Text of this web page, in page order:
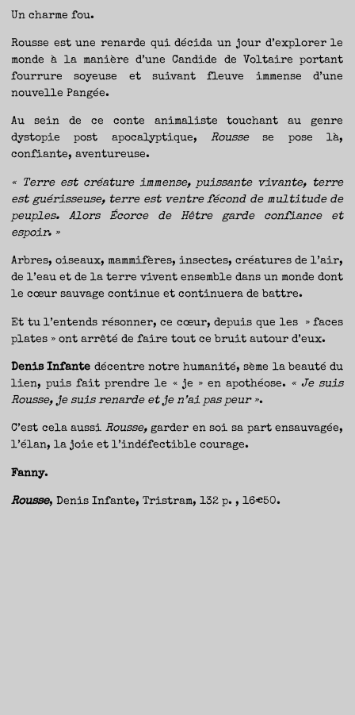
Un charme fou.
Rousse est une renarde qui décida un jour d’explorer le
monde à la manière d’une Candide de Voltaire portant
fourrure soyeuse et suivant fleuve immense d’une
nouvelle Pangée.
Au sein de ce conte animaliste touchant au genre
dystopie post apocalyptique,Roussese pose là,
confiante, aventureuse.
« Terre est créature immense, puissante vivante, terre
est guérisseuse, terre est ventre fécond de multitude de
peuples. Alors Écorce de Hêtre garde confiance et
espoir. »
Arbres, oiseaux, mammifères, insectes, créatures de l’air,
de l’eau et de la terre vivent ensemble dans un monde dont
le cœur sauvage continue et continuera de battre.
Et tu l’entends résonner, ce cœur, depuis que les » faces
plates » ont arrêté de faire tout ce bruit autour d’eux.
Denis Infante décentre notre humanité, sème la beauté du
lien, puis fait prendre le « je » en apothéose. « Je suis
Rousse, je suis renarde et je n’ai pas peur ».
C’est cela aussiRousse, garder en soi sa part ensauvagée,
l’élan, la joie et l’indéfectible courage.
Fanny.
Rousse, Denis Infante, Tristram, 132 p. , 16€50.